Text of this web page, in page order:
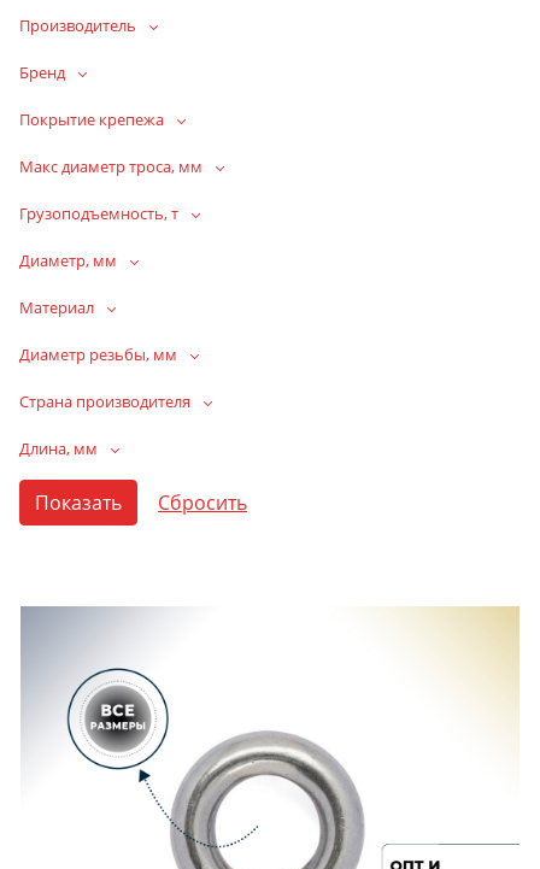
Производитель
Бренд
Покрытие крепежа
Макс диаметр троса, мм
Грузоподъемность, т
Диаметр, мм
Материал
Диаметр резьбы, мм
Страна производителя
Длина, мм